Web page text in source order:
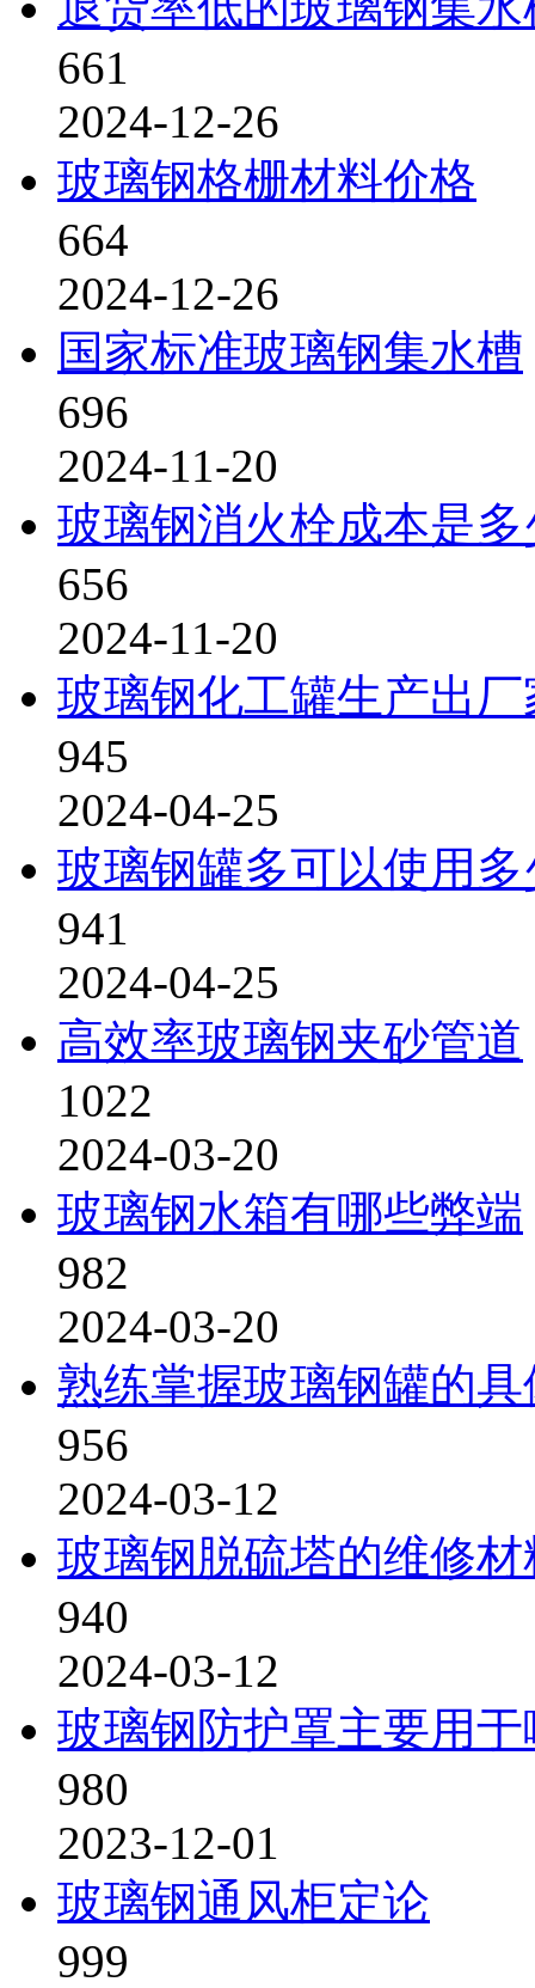
661
2024-12-26
玻璃钢格栅材料价格
664
2024-12-26
国家标准玻璃钢集水槽
696
2024-11-20
玻璃钢消火栓成本是多
656
2024-11-20
玻璃钢化工罐生产出厂
945
2024-04-25
玻璃钢罐多可以使用多
941
2024-04-25
高效率玻璃钢夹砂管道
1022
2024-03-20
玻璃钢水箱有哪些弊端
982
2024-03-20
熟练掌握玻璃钢罐的
956
2024-03-12
玻璃钢脱硫塔的维修材
940
2024-03-12
玻璃钢防护罩主要用
980
2023-12-01
玻璃钢通风柜定论
999